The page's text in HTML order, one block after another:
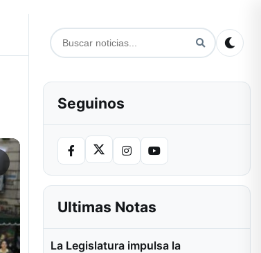
Seguinos
Ultimas Notas
La Legislatura impulsa la